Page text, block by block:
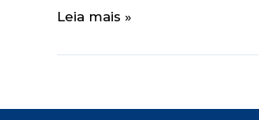
Leia mais »